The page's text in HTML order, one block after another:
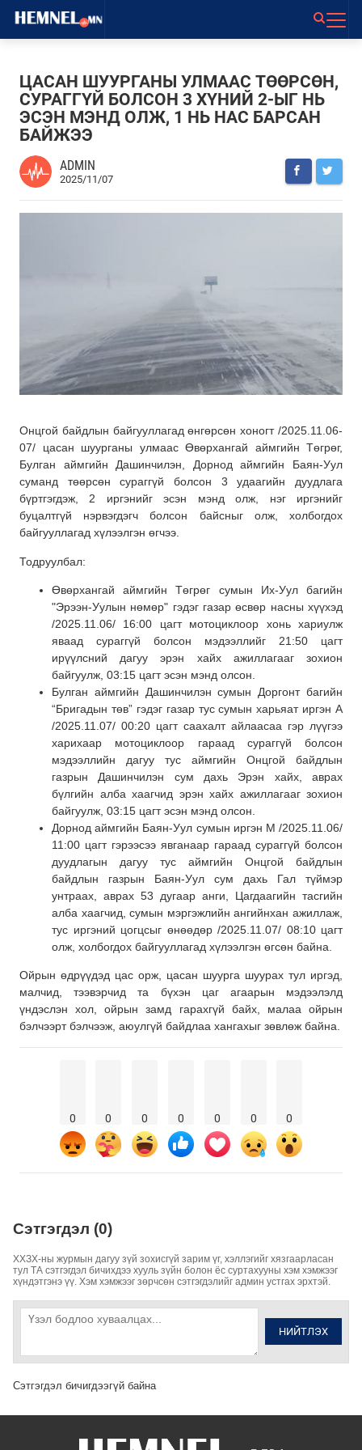
ЦАСАН ШУУРГАНЫ УЛМААС ТӨӨРСӨН,
СУРАГГҮЙ БОЛСОН 3 ХҮНИЙ 2-ЫГ НЬ
ЭСЭН МЭНД ОЛЖ, 1 НЬ НАС БАРСАН
БАЙЖЭЭ
ADMIN
2025/11/07
Онцгой байдлын байгууллагад өнгөрсөн хоногт /2025.11.06-
07/ цасан шуурганы улмаас Өвөрхангай аймгийн Төгрөг,
Булган аймгийн Дашинчилэн, Дорнод аймгийн Баян-Уул
суманд төөрсөн сураггүй болсон 3 удаагийн дуудлага
бүртгэгдэж, 2 иргэнийг эсэн мэнд олж, нэг иргэнийг
буцалтгүй нэрвэгдэгч болсон байсныг олж, холбогдох
байгууллагад хүлээлгэн өгчээ.
Тодруулбал:
Өвөрхангай аймгийн Төгрөг сумын Их-Уул багийн
"Эрээн-Уулын нөмөр" гэдэг газар өсвөр насны хүүхэд
/2025.11.06/ 16:00 цагт мотоциклоор хонь хариулж
яваад сураггүй болсон мэдээллийг 21:50 цагт
ирүүлсний дагуу эрэн хайх ажиллагааг зохион
байгуулж, 03:15 цагт эсэн мэнд олсон.
Булган аймгийн Дашинчилэн сумын Доргонт багийн
“Бригадын төв” гэдэг газар тус сумын харьяат иргэн А
/2025.11.07/ 00:20 цагт саахалт айлаасаа гэр лүүгээ
харихаар мотоциклоор гараад сураггүй болсон
мэдээллийн дагуу тус аймгийн Онцгой байдлын
газрын Дашинчилэн сум дахь Эрэн хайх, аврах
бүлгийн алба хаагчид эрэн хайх ажиллагааг зохион
байгуулж, 03:15 цагт эсэн мэнд олсон.
Дорнод аймгийн Баян-Уул сумын иргэн М /2025.11.06/
11:00 цагт гэрээсээ явганаар гараад сураггүй болсон
дуудлагын дагуу тус аймгийн Онцгой байдлын
байдлын газрын Баян-Уул сум дахь Гал түймэр
унтраах, аврах 53 дугаар анги, Цагдаагийн тасгийн
алба хаагчид, сумын мэргэжлийн ангийнхан ажиллаж,
тус иргэний цогцсыг өнөөдөр /2025.11.07/ 08:10 цагт
олж, холбогдох байгууллагад хүлээлгэн өгсөн байна.
Ойрын өдрүүдэд цас орж, цасан шуурга шуурах тул иргэд,
малчид, тээвэрчид та бүхэн цаг агаарын мэдээлэлд
үндэслэн хол, ойрын замд гарахгүй байх, малаа ойрын
бэлчээрт бэлчээж, аюулгүй байдлаа хангахыг зөвлөж байна.
0 0 0 0 0 0 0
Сэтгэгдэл (0)
ХХЗХ-ны журмын дагуу зүй зохисгүй зарим үг, хэллэгийг хязгаарласан
тул ТА сэтгэгдэл бичихдээ хууль зүйн болон ёс суртахууны хэм хэмжээг
хүндэтгэнэ үү. Хэм хэмжээг зөрчсөн сэтгэгдэлийг админ устгах эрхтэй.
НИЙТЛЭХ
Сэтгэгдэл бичигдээгүй байна